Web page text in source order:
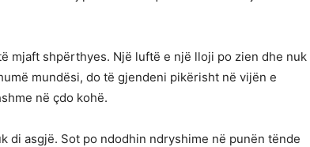
mjaft shpërthyes. Një luftë e një lloji po zien dhe nuk
mundësi, do të gjendeni pikërisht në vijën e
në çdo kohë.
di asgjë. Sot po ndodhin ndryshime në punën tënde